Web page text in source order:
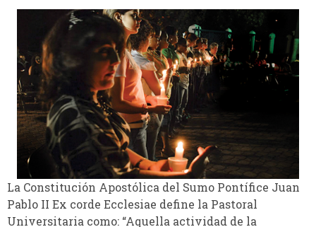
La Constitución Apostólica del Sumo Pontífice Juan
Pablo II Ex corde Ecclesiae define la Pastoral
Universitaria como: “Aquella actividad de la